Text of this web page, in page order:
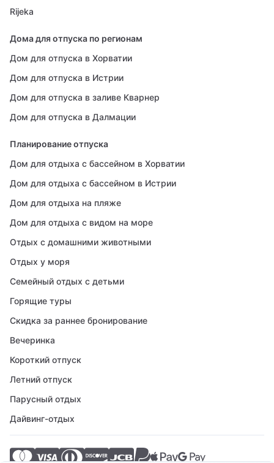
Rijeka
Дома для отпуска по регионам
Дом для отпуска в Хорватии
Дом для отпуска в Истрии
Дом для отпуска в заливе Кварнер
Дом для отпуска в Далмации
Планирование отпуска
Дом для отдыха с бассейном в Хорватии
Дом для отдыха с бассейном в Истрии
Дом для отдыха на пляже
Дом для отдыха с видом на море
Отдых с домашними животными
Отдых у моря
Семейный отдых с детьми
Горящие туры
Скидка за раннее бронирование
Вечеринка
Короткий отпуск
Летний отпуск
Парусный отдых
Дайвинг-отдых